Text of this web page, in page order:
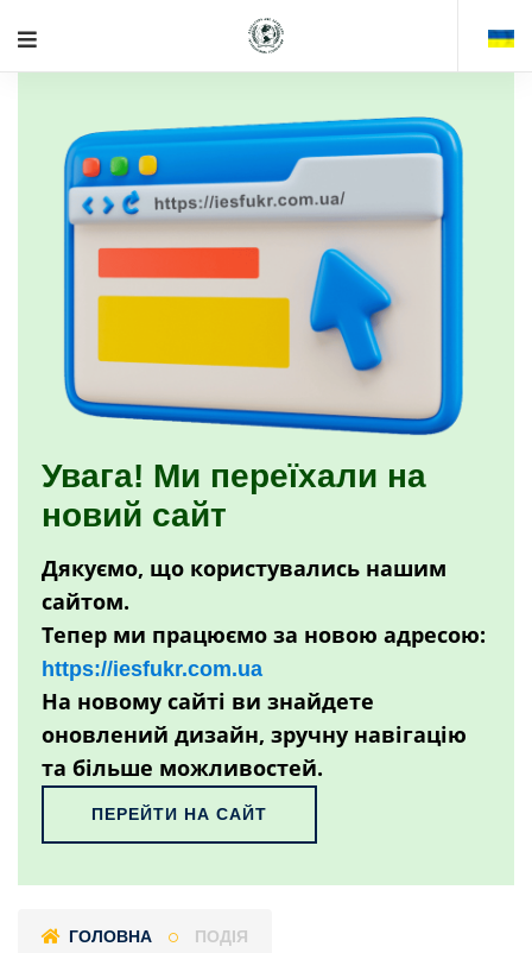
Увага! Ми переїхали на
новий сайт
Дякуємо, що користувались нашим
сайтом.
Тепер ми працюємо за новою адресою:
https://iesfukr.com.ua
На новому сайті ви знайдете
оновлений дизайн, зручну навігацію
та більше можливостей.
ПЕРЕЙТИ НА САЙТ
ГОЛОВНА ПОДІЯ